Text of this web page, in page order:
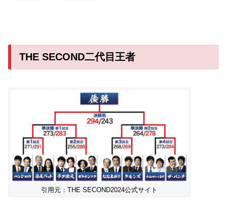
THE SECOND二代目王者
引用元：THE SECOND2024公式サイト